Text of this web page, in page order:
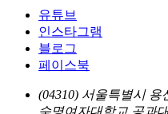
유튜브
인스타그램
블로그
페이스북
(04310) 서울특별시 용